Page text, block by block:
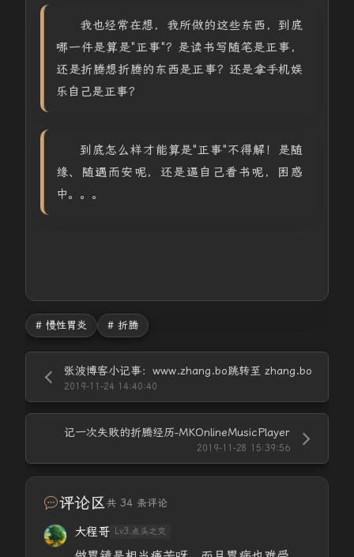
我也经常在想，我所做的这些东西，到底
哪一件是算是"正事"？是读书写随笔是正事，
还是折腾想折腾的东西是正事？还是拿手机娱
乐自己是正事？
到底怎么样才能算是"正事"不得解！是随
缘、随遇而安呢，还是逼自己看书呢，困惑
中。。。
# 慢性胃炎 # 折腾
张波博客小记事：www.zhang.bo跳转至 zhang.bo
2019-11-24 14:40:40
记一次失败的折腾经历-MKOnlineMusicPlayer
2019-11-28 15:39:56
评论区共 34 条评论
大程哥 Lv3.点头之交